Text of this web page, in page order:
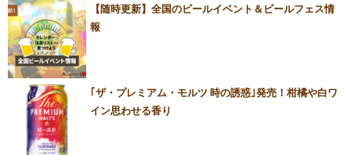
【随時更新】全国のビールイベント＆ビールフェス情
報
｢ザ・プレミアム・モルツ 時の誘惑｣発売！柑橘や白ワ
イン思わせる香り